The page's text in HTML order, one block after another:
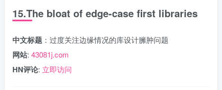
15.The bloat of edge-case first libraries
中文标题 ：过度关注边缘情况的库设计臃肿问题
网站: 43081j.com
HN评论: 立即访问